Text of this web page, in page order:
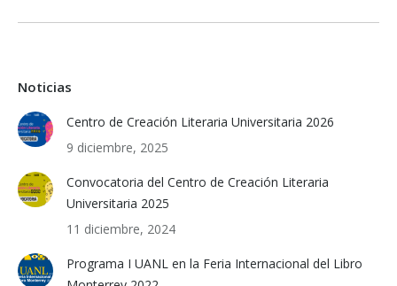
Noticias
Centro de Creación Literaria Universitaria 2026
9 diciembre, 2025
Convocatoria del Centro de Creación Literaria
Universitaria 2025
11 diciembre, 2024
Programa I UANL en la Feria Internacional del Libro